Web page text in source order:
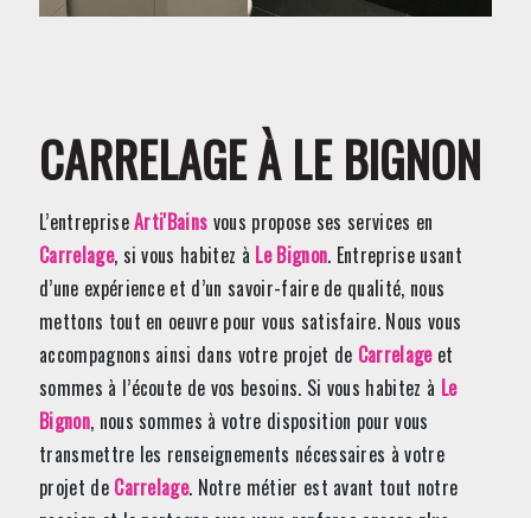
CARRELAGE À LE BIGNON
L’entrepriseArti'Bains vous propose ses services en
Carrelage, si vous habitez à Le Bignon. Entreprise usant
d’une expérience et d’un savoir-faire de qualité, nous
mettons tout en oeuvre pour vous satisfaire. Nous vous
accompagnons ainsi dans votre projet de Carrelageet
sommes à l’écoute de vos besoins. Si vous habitez à Le
Bignon, nous sommes à votre disposition pour vous
transmettre les renseignements nécessaires à votre
projet de Carrelage. Notre métier est avant tout notre